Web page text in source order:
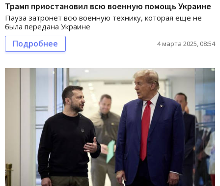
Трамп приостановил всю военную помощь Украине
Пауза затронет всю военную технику, которая еще не
была передана Украине
Подробнее 4 марта 2025, 08:54